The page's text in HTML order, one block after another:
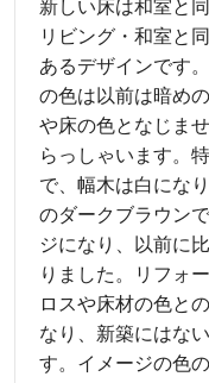
新しい床は和室と
リビング・和室と
あるデザインです
の色は以前は暗め
や床の色となじま
らっしゃいます。
で、幅木は白にな
のダークブラウン
ジになり、以前に
りました。リフォ
ロスや床材の色と
なり、新築にはな
す。イメージの色